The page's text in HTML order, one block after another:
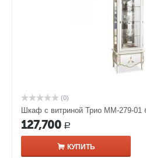
(0)
Шкаф с витриной Трио ММ-279-01
127,700 Р
КУПИТЬ